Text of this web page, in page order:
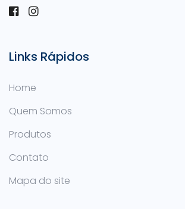
Links Rápidos
Home
Quem Somos
Produtos
Contato
Mapa do site